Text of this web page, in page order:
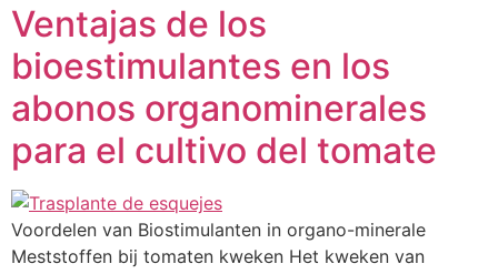
Ventajas de los
bioestimulantes en los
abonos organominerales
para el cultivo del tomate
Voordelen van Biostimulanten in organo-minerale
Meststoffen bij tomaten kweken Het kweken van